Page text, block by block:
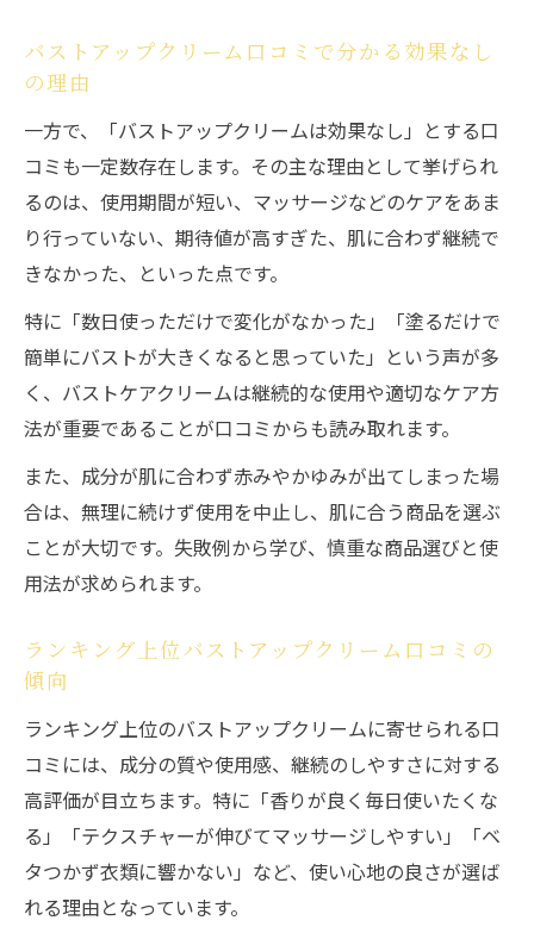
効果なし口コミと継続ケアの関係性を解説
バストアップクリーム口コミで分かる効果なし
の理由
一方で、「バストアップクリームは効果なし」とする口
コミも一定数存在します。その主な理由として挙げられ
るのは、使用期間が短い、マッサージなどのケアをあま
り行っていない、期待値が高すぎた、肌に合わず継続で
きなかった、といった点です。
特に「数日使っただけで変化がなかった」「塗るだけで
簡単にバストが大きくなると思っていた」という声が多
く、バストケアクリームは継続的な使用や適切なケア方
法が重要であることが口コミからも読み取れます。
また、成分が肌に合わず赤みやかゆみが出てしまった場
合は、無理に続けず使用を中止し、肌に合う商品を選ぶ
ことが大切です。失敗例から学び、慎重な商品選びと使
用法が求められます。
ランキング上位バストアップクリーム口コミの
傾向
ランキング上位のバストアップクリームに寄せられる口
コミには、成分の質や使用感、継続のしやすさに対する
高評価が目立ちます。特に「香りが良く毎日使いたくな
る」「テクスチャーが伸びてマッサージしやすい」「ベ
タつかず衣類に響かない」など、使い心地の良さが選ば
れる理由となっています。